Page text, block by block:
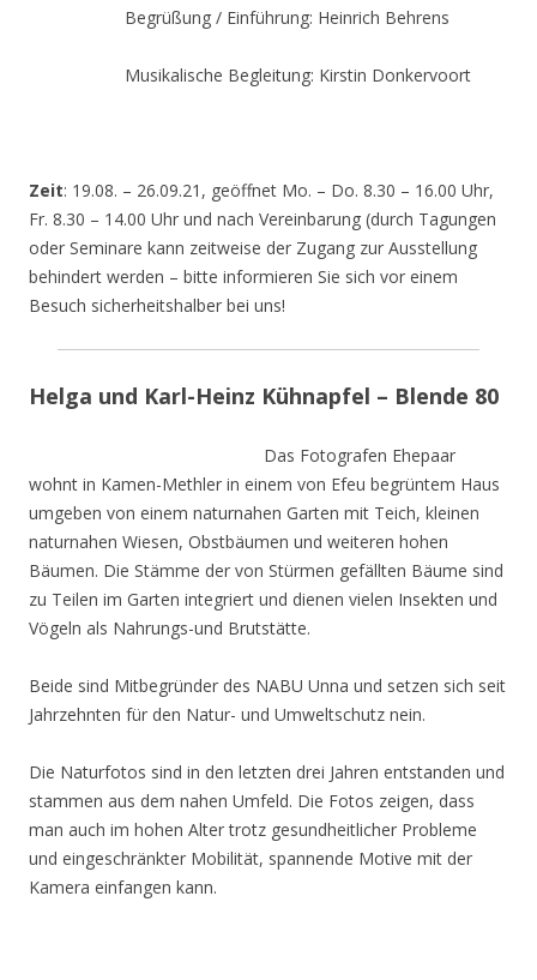
Begrüßung / Einführung: Heinrich Behrens
Musikalische Begleitung: Kirstin Donkervoort
Zeit: 19.08. – 26.09.21, geöffnet Mo. – Do. 8.30 – 16.00 Uhr,
Fr. 8.30 – 14.00 Uhr und nach Vereinbarung (durch Tagungen
oder Seminare kann zeitweise der Zugang zur Ausstellung
behindert werden – bitte informieren Sie sich vor einem
Besuch sicherheitshalber bei uns!
Helga und Karl-Heinz Kühnapfel – Blende 80
Das Fotografen Ehepaar
wohnt in Kamen-Methler in einem von Efeu begrüntem Haus
umgeben von einem naturnahen Garten mit Teich, kleinen
naturnahen Wiesen, Obstbäumen und weiteren hohen
Bäumen. Die Stämme der von Stürmen gefällten Bäume sind
zu Teilen im Garten integriert und dienen vielen Insekten und
Vögeln als Nahrungs-und Brutstätte.
Beide sind Mitbegründer des NABU Unna und setzen sich seit
Jahrzehnten für den Natur- und Umweltschutz nein.
Die Naturfotos sind in den letzten drei Jahren entstanden und
stammen aus dem nahen Umfeld. Die Fotos zeigen, dass
man auch im hohen Alter trotz gesundheitlicher Probleme
und eingeschränkter Mobilität, spannende Motive mit der
Kamera einfangen kann.